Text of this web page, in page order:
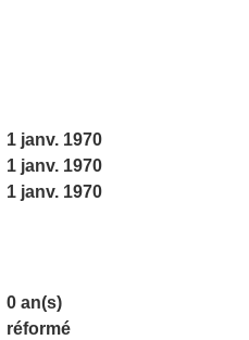
1 janv. 1970
1 janv. 1970
1 janv. 1970
0 an(s)
réformé